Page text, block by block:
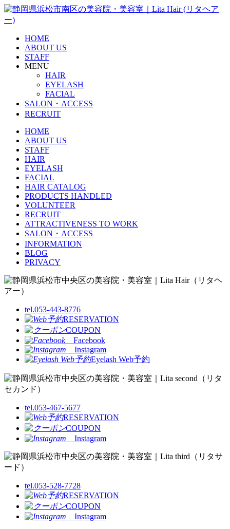
HOME
ABOUT US
STAFF
MENU
HAIR
EYELASH
FACIAL
SALON・ACCESS
RECRUIT
HOME
ABOUT US
STAFF
HAIR
EYELASH
FACIAL
HAIR CATALOG
PRODUCTS HANDLED
VOLUNTEER
RECRUIT
ATTRACTIVENESS TO WORK
SALON・ACCESS
INFORMATION
BLOG
PRIVACY
tel.053-443-8776
RESERVATION
COUPON
Facebook
Instagram
Eyelash Web予約
tel.053-467-5677
RESERVATION
COUPON
Instagram
tel.053-528-7728
RESERVATION
COUPON
Instagram